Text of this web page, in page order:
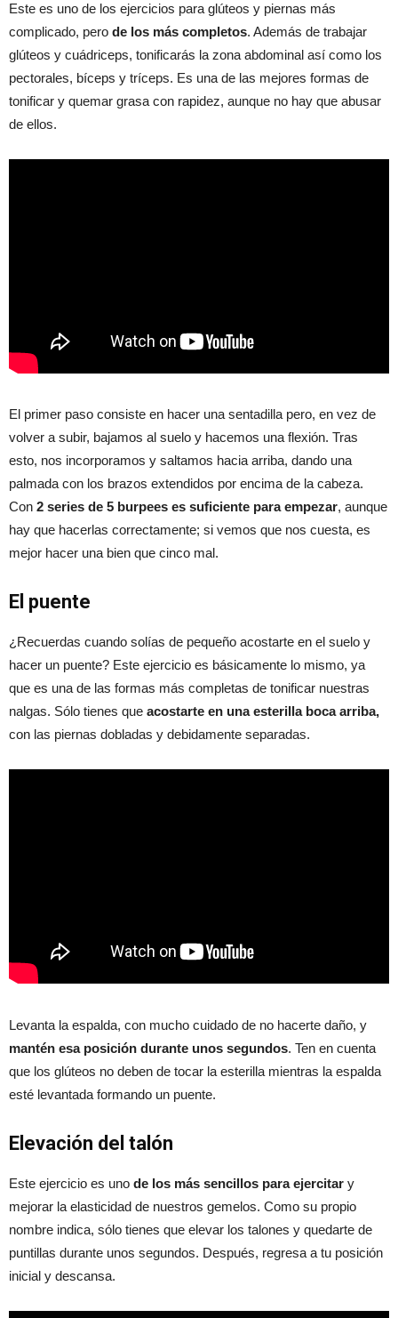
Este es uno de los ejercicios para glúteos y piernas más
complicado, pero de los más completos. Además de trabajar
glúteos y cuádriceps, tonificarás la zona abdominal así como los
pectorales, bíceps y tríceps. Es una de las mejores formas de
tonificar y quemar grasa con rapidez, aunque no hay que abusar
de ellos.
El primer paso consiste en hacer una sentadilla pero, en vez de
volver a subir, bajamos al suelo y hacemos una flexión. Tras
esto, nos incorporamos y saltamos hacia arriba, dando una
palmada con los brazos extendidos por encima de la cabeza.
Con 2 series de 5 burpees es suficiente para empezar, aunque
hay que hacerlas correctamente; si vemos que nos cuesta, es
mejor hacer una bien que cinco mal.
El puente
¿Recuerdas cuando solías de pequeño acostarte en el suelo y
hacer un puente? Este ejercicio es básicamente lo mismo, ya
que es una de las formas más completas de tonificar nuestras
nalgas. Sólo tienes que acostarte en una esterilla boca arriba,
con las piernas dobladas y debidamente separadas.
Levanta la espalda, con mucho cuidado de no hacerte daño, y
mantén esa posición durante unos segundos. Ten en cuenta
que los glúteos no deben de tocar la esterilla mientras la espalda
esté levantada formando un puente.
Elevación del talón
Este ejercicio es uno de los más sencillos para ejercitar y
mejorar la elasticidad de nuestros gemelos. Como su propio
nombre indica, sólo tienes que elevar los talones y quedarte de
puntillas durante unos segundos. Después, regresa a tu posición
inicial y descansa.